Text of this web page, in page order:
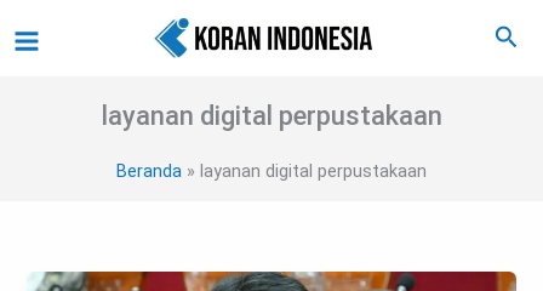
ke
Cari
layanan digital perpustakaan
Beranda layanan digital perpustakaan